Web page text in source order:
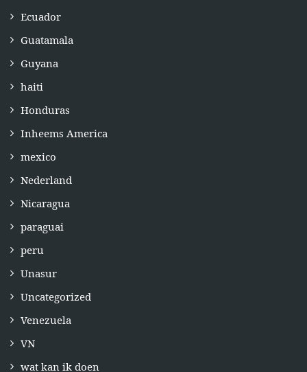
Ecuador
Guatamala
Guyana
haiti
Honduras
Inheems America
mexico
Nederland
Nicaragua
paraguai
peru
Unasur
Uncategorized
Venezuela
VN
wat kan ik doen